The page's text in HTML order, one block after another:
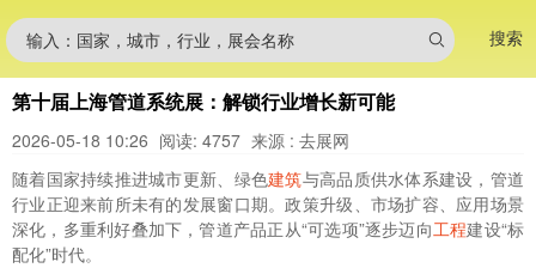
输入：国家，城市，行业，展会名称 搜索
第十届上海管道系统展：解锁行业增长新可能
2026-05-18 10:26 阅读: 4757 来源 : 去展网
随着国家持续推进城市更新、绿色建筑与高品质供水体系建设，管道
行业正迎来前所未有的发展窗口期。政策升级、市场扩容、应用场景
深化，多重利好叠加下，管道产品正从“可选项”逐步迈向工程建设“标
配化”时代。